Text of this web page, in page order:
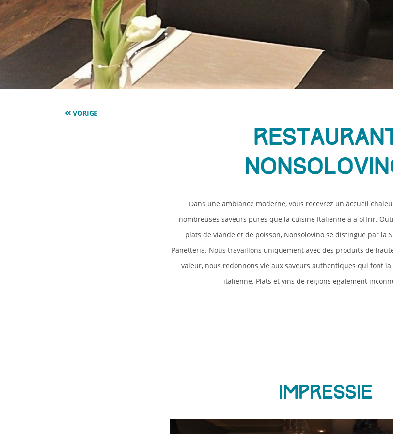
VORIGE
Dans une ambiance moderne, vous recevrez un accueil
nombreuses saveurs pures que la cuisine Italienne a à offrir.
plats de viande et de poisson, Nonsolovino se distingue par la
Panetteria. Nous travaillons uniquement avec des produits de
valeur, nous redonnons vie aux saveurs authentiques qui font
italienne. Plats et vins de régions également
Impressie